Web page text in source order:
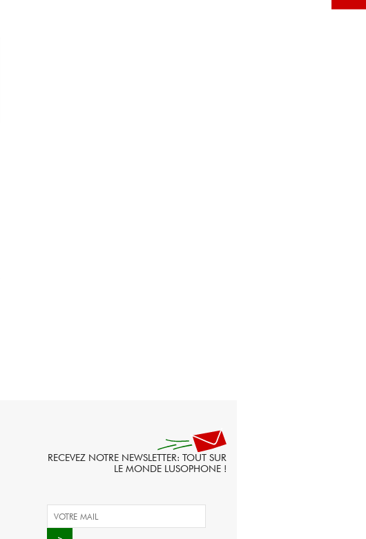
RECEVEZ NOTRE NEWSLETTER: TOUT SUR
LE MONDE LUSOPHONE !